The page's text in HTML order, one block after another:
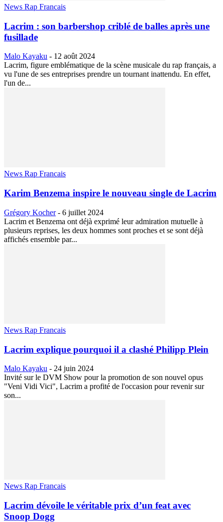
News Rap Francais
Lacrim : son barbershop criblé de balles après une
fusillade
Malo Kayaku - 12 août 2024
Lacrim, figure emblématique de la scène musicale du rap français, a
vu l'une de ses entreprises prendre un tournant inattendu. En effet,
l'un de...
News Rap Francais
Karim Benzema inspire le nouveau single de Lacrim
Grégory Kocher - 6 juillet 2024
Lacrim et Benzema ont déjà exprimé leur admiration mutuelle à
plusieurs reprises, les deux hommes sont proches et se sont déjà
affichés ensemble par...
News Rap Francais
Lacrim explique pourquoi il a clashé Philipp Plein
Malo Kayaku - 24 juin 2024
Invité sur le DVM Show pour la promotion de son nouvel opus
"Veni Vidi Vici", Lacrim a profité de l'occasion pour revenir sur
son...
News Rap Francais
Lacrim dévoile le véritable prix d’un feat avec
Snoop Dogg